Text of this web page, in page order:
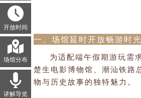
开放时间
场馆分布
讲解导览
一、场馆延时开放畅游时
为适配端午假期游玩需
楚生电影博物馆、潮汕铁路
物与历史故事的独特魅力。